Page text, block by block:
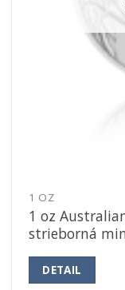
1 OZ
1 oz
strieborná
DETAIL